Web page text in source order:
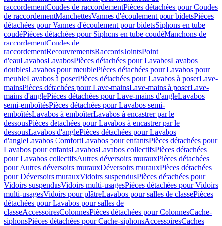
raccordementCoudes de raccordementPièces détachées pour Coudes
de raccordementManchettesVannes d'écoulement pour bidetsPièces
détachées pour Vannes d'écoulement pour bidetsSiphons en tube
coudéPièces détachées pour Siphons en tube coudéManchons de
raccordementCoudes de
raccordementRecouvrementsRaccordsJointsPoint
d'eauLavabosLavabosPièces détachées pour LavabosLavabos
doublesLavabos pour meublePièces détachées pour Lavabos pour
meubleLavabos à poserPièces détachées pour Lavabos à poserLave-
mainsPièces détachées pour Lave-mainsLave-mains à poserLave-
mains d'anglePièces détachées pour Lave-mains d'angleLavabos
semi-emboîtésPièces détachées pour Lavabos semi-
emboîtésLavabos à emboîterLavabos à encastrer par le
dessousPièces détachées pour Lavabos à encastrer par le
dessousLavabos d'anglePièces détachées pour Lavabos
d'angleLavabos ComfortLavabos pour enfantsPièces détachées pour
Lavabos pour enfantsLavabosLavabos collectifsPièces détachées
pour Lavabos collectifsAutres déversoirs murauxPièces détachées
pour Autres déversoirs murauxDéversoirs murauxPièces détachées
pour Déversoirs murauxVidoirs suspendusPièces détachées pour
Vidoirs suspendusVidoirs multi-usagesPièces détachées pour Vidoirs
multi-usagesVidoirs pour plâtreLavabos pour salles de classePièces
détachées pour Lavabos pour salles de
classeAccessoiresColonnesPièces détachées pour ColonnesCache-
siphonsPièces détachées pour Cache-siphonsAccessoiresCaches